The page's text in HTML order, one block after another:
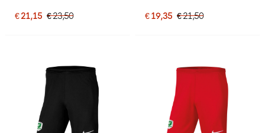
€ 21,15 € 23,50
€ 19,35 € 21,50